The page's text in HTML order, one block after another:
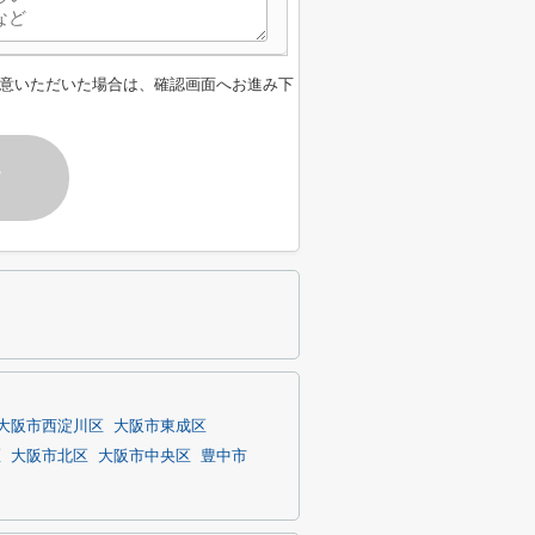
いただいた場合は、確認画面へお進み下
阪市西淀川区
大阪市東成区
大阪市北区 大阪市中央区 豊中市